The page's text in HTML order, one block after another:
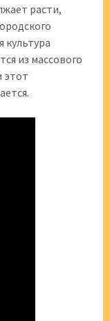
расти,
из массового
этот